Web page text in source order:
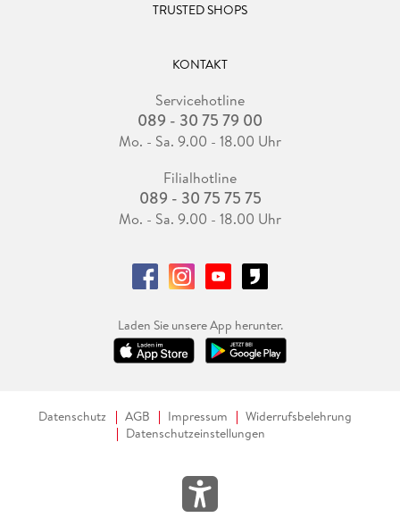
TRUSTED SHOPS
KONTAKT
Servicehotline
089 - 30 75 79 00
Mo. - Sa. 9.00 - 18.00 Uhr
Filialhotline
089 - 30 75 75 75
Mo. - Sa. 9.00 - 18.00 Uhr
Laden Sie unsere App herunter.
Datenschutz AGB Impressum
Widerrufsbelehrung
Datenschutzeinstellungen